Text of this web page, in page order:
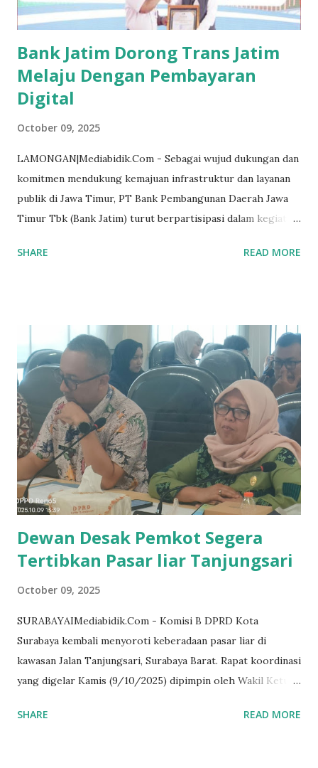
2022."Ia menegaskan pentingnya kebersamaan antara
eksekutif dan legislatif dala...
Bank Jatim Dorong Trans Jatim
Melaju Dengan Pembayaran
Digital
October 09, 2025
LAMONGAN|Mediabidik.Com - Sebagai wujud dukungan dan
komitmen mendukung kemajuan infrastruktur dan layanan
publik di Jawa Timur, PT Bank Pembangunan Daerah Jawa
Timur Tbk (Bank Jatim) turut berpartisipasi dalam kegiatan
Lamongan-Dukun (Gresik)-Terminal Paciran. Peresmian
Gubernur Jawa Timur Khofifah Indar Parawansa, Direktur
Utama Bank Jatim Winardi Legowo, Kepala Dinas
Perhubungan Jawa Timur Nyono, Bupati Lamongan
Yuhronur Efendi, Pengasuh Ponpes Sunan Drajat KH Abdul
Ghofur, serta sejumlah pejabat dan stakeholder terkait.
Dalam kesempatan tersebut, Bank Jatim juga mendapatkan
apresiasi berupa peghargaan dari Pemerintah Provinsi
Jawa Timur atas kerja sama penyediaan Sistem Pembayaran
Cashless pada layanan Trans Jatim Ekspedisi. Piagam
penghargaan tersebut diserah...
SHARE READ MORE
Dewan Desak Pemkot Segera
Tertibkan Pasar liar Tanjungsari
October 09, 2025
SURABAYAIMediabidik.Com - Komisi B DPRD Kota
Surabaya kembali menyoroti keberadaan pasar liar di
kawasan Jalan Tanjungsari, Surabaya Barat. Rapat koordinasi
yang digelar Kamis (9/10/2025) dipimpin oleh Wakil Ketua
perwakilan Dinas Perumahan Rakyat Kawasan Permukiman
SHARE READ MORE